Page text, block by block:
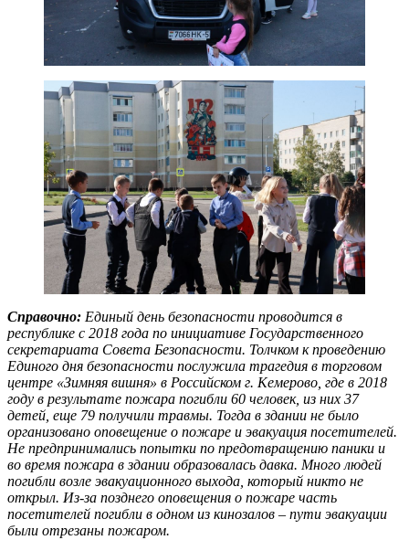
Справочно: Единый день безопасности проводится в
республике с 2018 года по инициативе Государственного
секретариата Совета Безопасности. Толчком к проведению
Единого дня безопасности послужила трагедия в торговом
центре «Зимняя вишня» в Российском г. Кемерово, где в 2018
году в результате пожара погибли 60 человек, из них 37
детей, еще 79 получили травмы. Тогда в здании не было
организовано оповещение о пожаре и эвакуация посетителей.
Не предпринимались попытки по предотвращению паники и
во время пожара в здании образовалась давка. Много людей
погибли возле эвакуационного выхода, который никто не
открыл. Из-за позднего оповещения о пожаре часть
посетителей погибли в одном из кинозалов – пути эвакуации
были отрезаны пожаром.